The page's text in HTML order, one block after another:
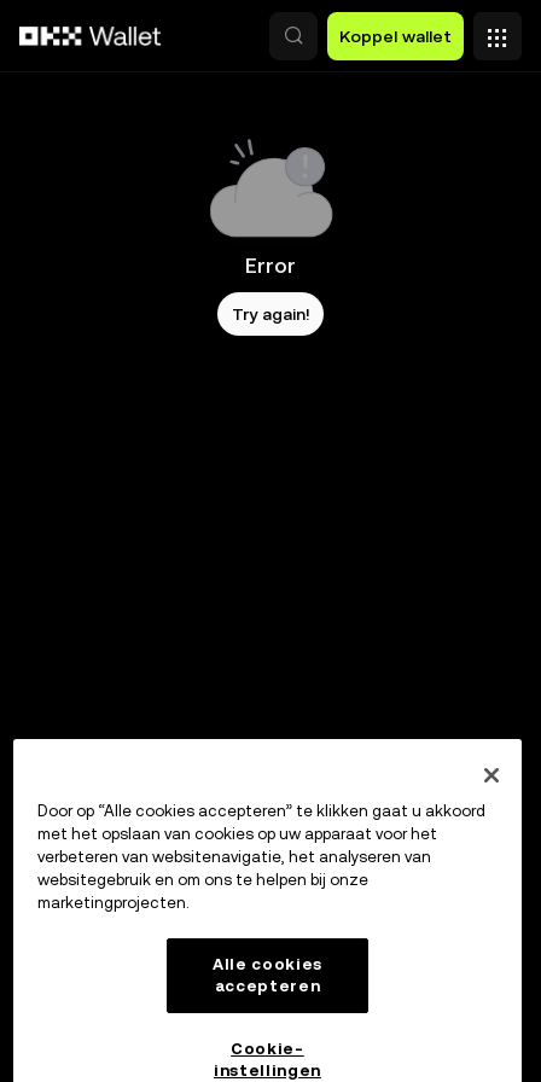
Koppel wallet
Error
Try again!
Door op “Alle cookies accepteren” te klikken gaat u akkoord
met het opslaan van cookies op uw apparaat voor het
verbeteren van websitenavigatie, het analyseren van
websitegebruik en om ons te helpen bij onze
marketingprojecten.
Alle cookies
accepteren
Cookie-
instellingen